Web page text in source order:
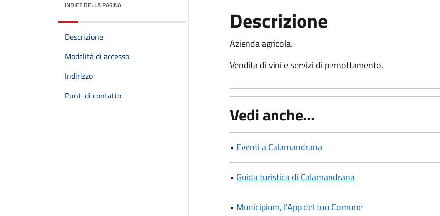
INDICE DELLA PAGINA
Descrizione
Modalità di accesso
Indirizzo
Punti di contatto
Descrizione
Azienda agricola.
Vendita di vini e servizi di pernottamento.
Vedi anche...
• Eventi a Calamandrana
• Guida turistica di Calamandrana
• Municipium, l'App del tuo Comune